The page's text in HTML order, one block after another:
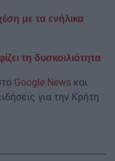
με τα ενήλικα
τη δυσκοιλιότητα
Google News και
για την Κρήτη